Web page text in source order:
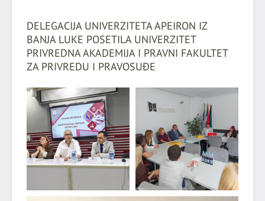
DELEGACIJA UNIVERZITETA APEIRON IZ
BANJA LUKE POSETILA UNIVERZITET
PRIVREDNA AKADEMIJA I PRAVNI FAKULTET
ZA PRIVREDU I PRAVOSUĐE